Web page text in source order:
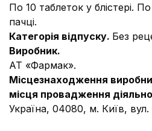
По 10 таблеток у блістері.
пачці.
Категорія відпуску. Без
Виробник.
АТ «Фармак».
Місцезнаходження
місця провадження
Україна, 04080, м. Київ, вул.